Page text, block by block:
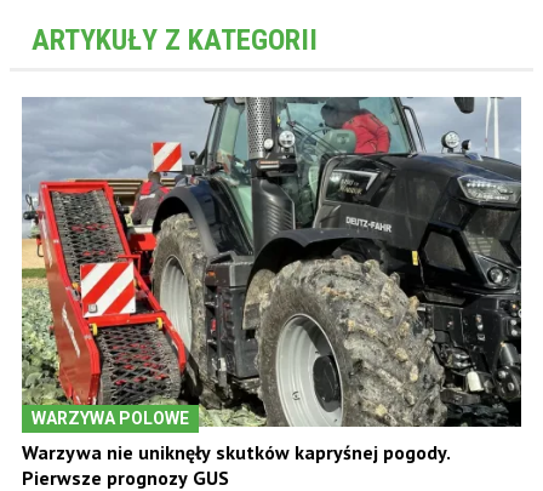
ARTYKUŁY Z KATEGORII
WARZYWA POLOWE
Warzywa nie uniknęły skutków kapryśnej pogody.
Pierwsze prognozy GUS